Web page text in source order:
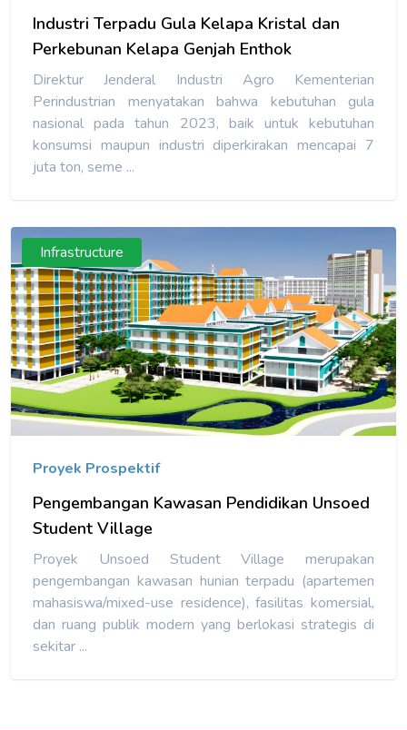
Industri Terpadu Gula Kelapa Kristal dan
Perkebunan Kelapa Genjah Enthok
Direktur Jenderal Industri Agro Kementerian
Perindustrian menyatakan bahwa kebutuhan gula
nasional pada tahun 2023, baik untuk kebutuhan
konsumsi maupun industri diperkirakan mencapai 7
juta ton, seme ...
Infrastructure
Proyek Prospektif
Pengembangan Kawasan Pendidikan Unsoed
Student Village
Proyek Unsoed Student Village merupakan
pengembangan kawasan hunian terpadu (apartemen
mahasiswa/mixed-use residence), fasilitas komersial,
dan ruang publik modern yang berlokasi strategis di
sekitar ...